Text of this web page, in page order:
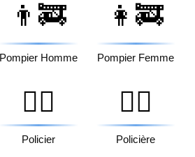
👨‍🚒
Pompier Homme
👩‍🚒
Pompier Femme
👮‍♂️
Policier
👮‍♀️
Policière